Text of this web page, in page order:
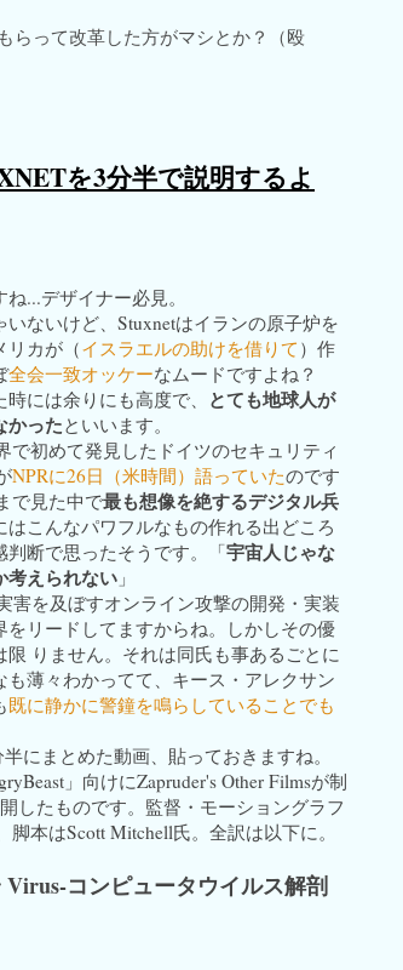
らって改革した方がマシとか？（殴
を3分半で説明するよ
...デザイナー必見。
ないけど、Stuxnetはイランの原子炉を
リカが（イスラエルの助けを借りて ）作
全会一致オッケーなムードですよね？
には余りにも高度で、 とても地球人が
かったといいます。
で初めて発見したドイツのセキュリティ
NPRに26日（米時間）語っていたのです
で見た中で最も想像を絶するデジタル兵
こんなパワフルなもの作れる出どころ
断で思ったそうです。「宇宙人じゃな
考えられない 」
害を及ぼすオンライン攻撃の開発・実装
リードしてますからね。しかしその優
りません。それは同氏も事あるごとに
薄々わかってて、キース・アレクサン
既に静かに警鐘を鳴らしていることでも
にまとめた動画、貼っておきますね。
」向けにZapruder's Other Filmsが制
したものです。監督・モーショングラフ
脚本はScott Mitchell氏。全訳は以下に。
コンピュータウイルス解剖